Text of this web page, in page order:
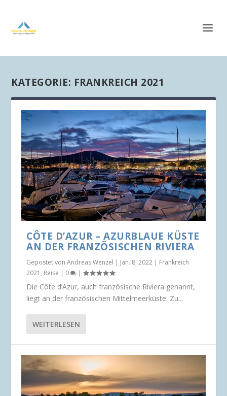
KATEGORIE: FRANKREICH 2021
CÔTE D’AZUR – AZURBLAUE KÜSTE
AN DER FRANZÖSISCHEN RIVIERA
Gepostet vonAndreas Wenzel | Jan. 8, 2022 | Frankreich
2021 , Reise | 0 |
Die Côte d’Azur, auch französische Riviera genannt,
liegt an der französischen Mittelmeerküste. Zu...
WEITERLESEN